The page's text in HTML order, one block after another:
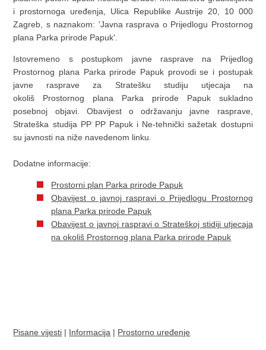
i prostornoga uređenja, Ulica Republike Austrije 20, 10 000
Zagreb, s naznakom: 'Javna rasprava o Prijedlogu Prostornog
plana Parka prirode Papuk'.
Istovremeno s postupkom javne rasprave na Prijedlog
Prostornog plana Parka prirode Papuk provodi se i postupak
javne rasprave za Stratešku studiju utjecaja na
okoliš Prostornog plana Parka prirode Papuk sukladno
posebnoj objavi. Obavijest o održavanju javne rasprave,
Strateška studija PP PP Papuk i Ne-tehnički sažetak dostupni
su javnosti na niže navedenom linku.
Dodatne informacije:
Prostorni plan Parka prirode Papuk
Obavijest o javnoj raspravi o Prijedlogu Prostornog
plana Parka prirode Papuk
Obavijest o javnoj raspravi o Strateškoj stidiji utjecaja
na okoliš Prostornog plana Parka prirode Papuk
Pisane vijesti | Informacija | Prostorno uređenje